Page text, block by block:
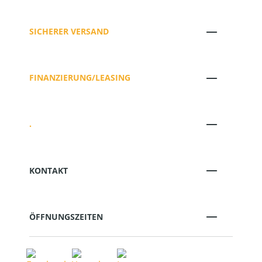
SICHERER VERSAND
FINANZIERUNG/LEASING
.
KONTAKT
ÖFFNUNGSZEITEN